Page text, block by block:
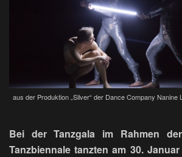
aus der Produktion „Silver“ der Dance Company Nanine
Bei der Tanzgala im Rahmen
Tanzbiennale tanzten am 30.